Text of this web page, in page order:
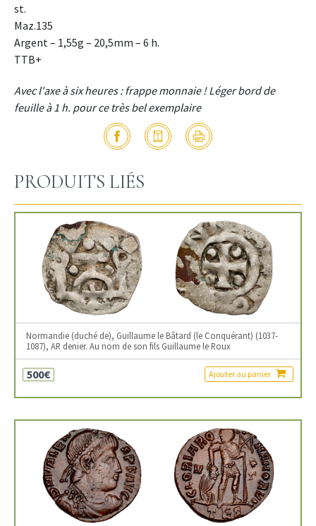
st.
Maz.135
Argent – 1,55g – 20,5mm – 6 h.
TTB+
Avec l'axe à six heures : frappe monnaie ! Léger bord de
feuille à 1 h. pour ce très bel exemplaire
PRODUITS LIÉS
Normandie (duché de), Guillaume le Bâtard (le Conquérant) (1037-
1087), AR denier. Au nom de son fils Guillaume le Roux
500€ Ajouter au panier